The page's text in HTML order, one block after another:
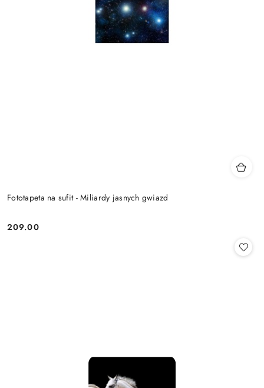
Fototapeta na sufit - Miliardy jasnych gwiazd
Cena:
209.00